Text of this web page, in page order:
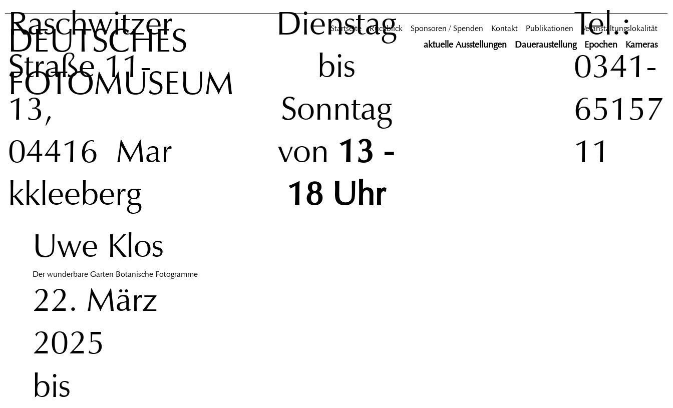
Raschwitzer
Straße 11-
13,
04416 Mar
kkleeberg
DEUTSCHES
FOTOMUSEUM
Dienstag
bis
Sonntag
von 13 -
18 Uhr
Startseite Rückblick Sponsoren / Spenden Kontakt Publikationen Veranstaltungslokalität
aktuelle Ausstellungen Daueraustellung Epochen Kameras
Tel.:
0341-
65157
11
Uwe Klos
Der wunderbare Garten Botanische Fotogramme
22. März
2025
bis